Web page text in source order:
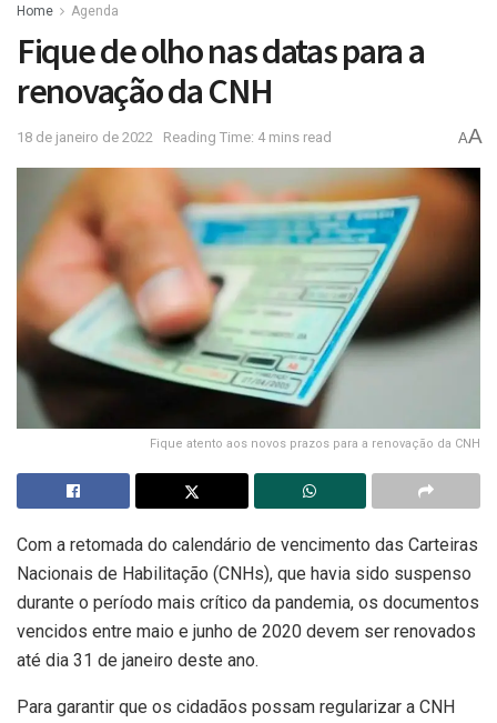
Home Agenda
Fique de olho nas datas para a
renovação da CNH
18 de janeiro de 2022 Reading Time: 4 mins read AA
Fique atento aos novos prazos para a renovação da CNH
Com a retomada do calendário de vencimento das Carteiras
Nacionais de Habilitação (CNHs), que havia sido suspenso
durante o período mais crítico da pandemia, os documentos
vencidos entre maio e junho de 2020 devem ser renovados
até dia 31 de janeiro deste ano.
Para garantir que os cidadãos possam regularizar a CNH